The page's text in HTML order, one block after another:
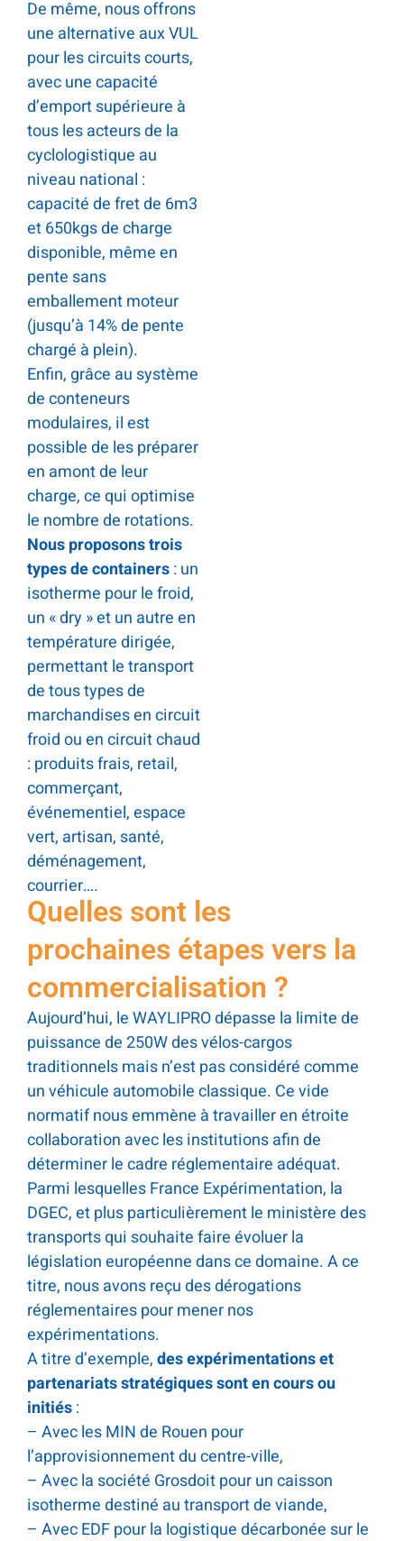
De même, nous offrons
une alternative aux VUL
pour les circuits courts,
avec une capacité
d’emport supérieure à
tous les acteurs de la
cyclologistique au
niveau national :
capacité de fret de 6m3
et 650kgs de charge
disponible, même en
pente sans
emballement moteur
(jusqu’à 14% de pente
chargé à plein).
Enfin, grâce au système
de conteneurs
modulaires, il est
possible de les préparer
en amont de leur
charge, ce qui optimise
le nombre de rotations.
Nous proposons trois
types de containers: un
isotherme pour le froid,
un « dry » et un autre en
température dirigée,
permettant le transport
de tous types de
marchandises en circuit
froid ou en circuit chaud
: produits frais, retail,
commerçant,
événementiel, espace
vert, artisan, santé,
déménagement,
courrier….
Quelles sont les
prochaines étapes vers la
commercialisation ?
Aujourd’hui, le WAYLIPRO dépasse la limite de
puissance de 250W des vélos-cargos
traditionnels mais n’est pas considéré comme
un véhicule automobile classique. Ce vide
normatif nous emmène à travailler en étroite
collaboration avec les institutions afin de
déterminer le cadre réglementaire adéquat.
Parmi lesquelles France Expérimentation, la
DGEC, et plus particulièrement le ministère des
transports qui souhaite faire évoluer la
législation européenne dans ce domaine. A ce
titre, nous avons reçu des dérogations
réglementaires pour mener nos
expérimentations.
A titre d’exemple,des expérimentations et
partenariats stratégiques sont en cours ou
initiés:
– Avec les MIN de Rouen pour
l’approvisionnement du centre-ville,
– Avec la société Grosdoit pour un caisson
isotherme destiné au transport de viande,
– Avec EDF pour la logistique décarbonée sur le